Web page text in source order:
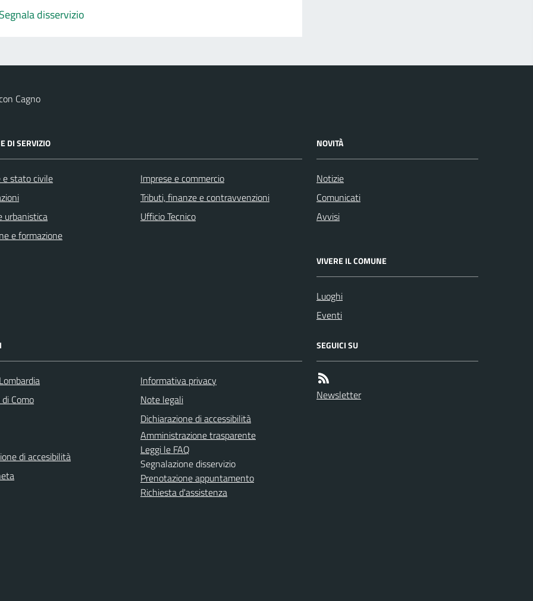
Segnala disservizio
Cagno
DI SERVIZIO
e stato civile
urbanistica
e formazione
Imprese e commercio
Tributi, finanze e contravvenzioni
Ufficio Tecnico
NOVITÀ
Notizie
Comunicati
Avvisi
VIVERE IL COMUNE
Luoghi
Eventi
Como
di accesibilità
Informativa privacy
Note legali
Dichiarazione di accessibilità
Amministrazione trasparente
Leggi le FAQ
Segnalazione disservizio
Prenotazione appuntamento
Richiesta d'assistenza
SEGUICI SU
Newsletter